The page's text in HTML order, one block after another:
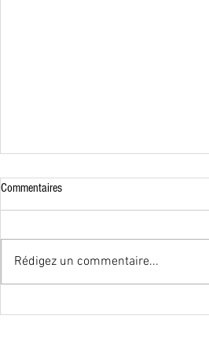
Commentaires
Rédigez un commentaire...